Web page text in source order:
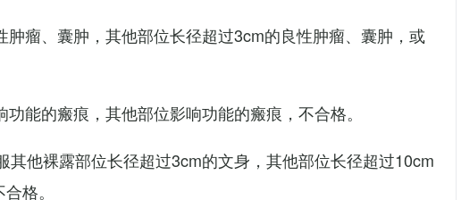
瘤、囊肿，其他部位长径超过3cm的良性肿瘤、囊肿，或
能的瘢痕，其他部位影响功能的瘢痕，不合格。
其他裸露部位长径超过3cm的文身，其他部位长径超过10cm
格。